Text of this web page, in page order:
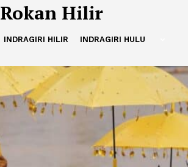
Rokan Hilir
INDRAGIRI HILIR INDRAGIRI HULU